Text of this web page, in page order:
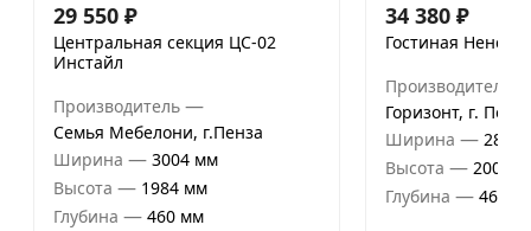
29 550 ₽
Центральная секция ЦС-02
Инстайл
Производитель —
Семья Мебелони, г.Пенза
Ширина — 3004 мм
Высота — 1984 мм
Глубина — 460 мм
34 380 ₽
Гостиная Ненси
Производитель
Горизонт, г.
Ширина — 2800
Высота — 2000
Глубина — 466